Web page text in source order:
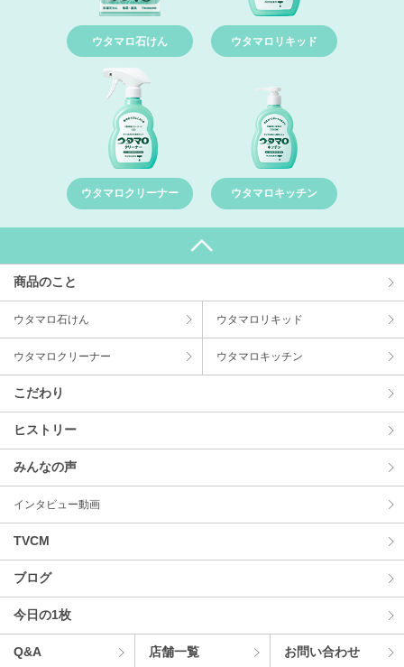
ウタマロ石けん ウタマロリキッド
ウタマロクリーナー ウタマロキッチン
商品のこと
ウタマロ⽯けん ウタマロリキッド
ウタマロクリーナー ウタマロキッチン
こだわり
ヒストリー
みんなの声
インタビュー動画
TVCM
ブログ
今⽇の1枚
Q&A 店舗⼀覧 お問い合わせ